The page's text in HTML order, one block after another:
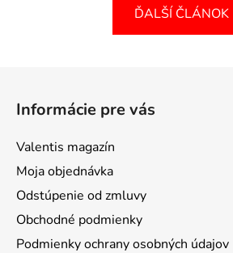
ĎALŠÍ ČLÁNOK
Informácie pre vás
Valentis magazín
Moja objednávka
Odstúpenie od zmluvy
Obchodné podmienky
Podmienky ochrany osobných údajov